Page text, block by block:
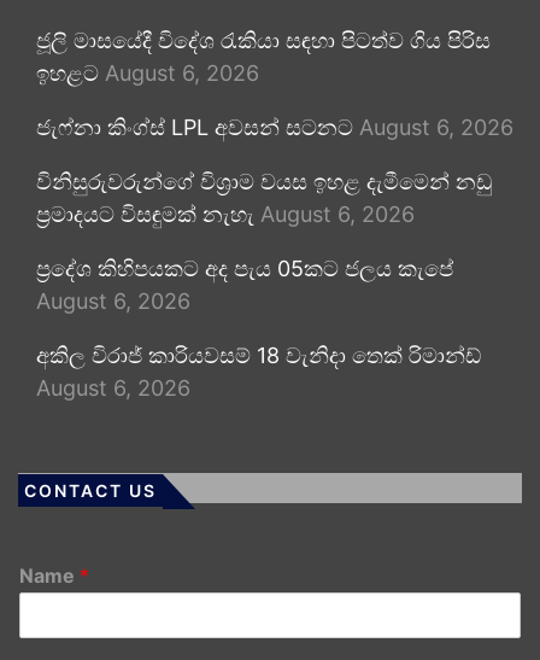
ජූලි මාසයේදී විදේශ රැකියා සඳහා පිටත්ව ගිය පිරිස
ඉහළට August 6, 2026
ජැෆ්නා කිංග්ස් LPL අවසන් සටනට August 6, 2026
විනිසුරුවරුන්ගේ විශ්‍රාම වයස ඉහළ දැමීමෙන් නඩු
ප්‍රමාදයට විසඳුමක් නැහැ August 6, 2026
ප්‍රදේශ කිහිපයකට අද පැය 05කට ජලය කැපේ
August 6, 2026
අකිල විරාජ් කාරියවසම් 18 වැනිදා තෙක් රිමාන්ඩ්
August 6, 2026
CONTACT US
Name *